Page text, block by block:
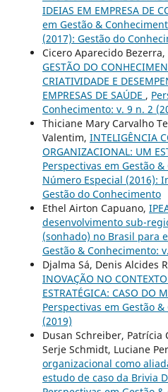
IDEIAS EM EMPRESA DE
em Gestão &
(2017): Gestão do
Cicero Aparecido
GESTÃO DO
CRIATIVIDADE E
EMPRESAS DE SAÚDE ,
Conhecimento: v. 9 n. 2
Thiciane Mary Carvalho
Valentim, INTELIGÊNCIA
ORGANIZACIONAL: UM
Perspectivas em Gestão
Número Especial (2016):
Gestão do Conhecimento
Ethel Airton Capuano,
desenvolvimento sub-
(sonhado) no Brasil para
Gestão & Conhecimento:
Djalma Sá, Denis Alcides
INOVAÇÃO NO
ESTRATÉGICA: CASO DO
Perspectivas em Gestão
(2019)
Dusan Schreiber, Patrícia
Serje Schmidt, Luciane
organizacional como
estudo de caso da Brivia